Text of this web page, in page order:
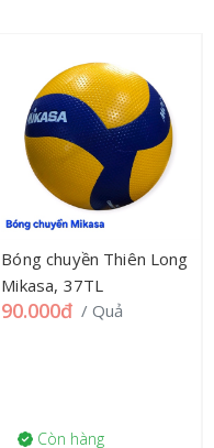
Bóng chuyền Thiên Long
Mikasa, 37TL
90.000đ / Quả
Còn hàng